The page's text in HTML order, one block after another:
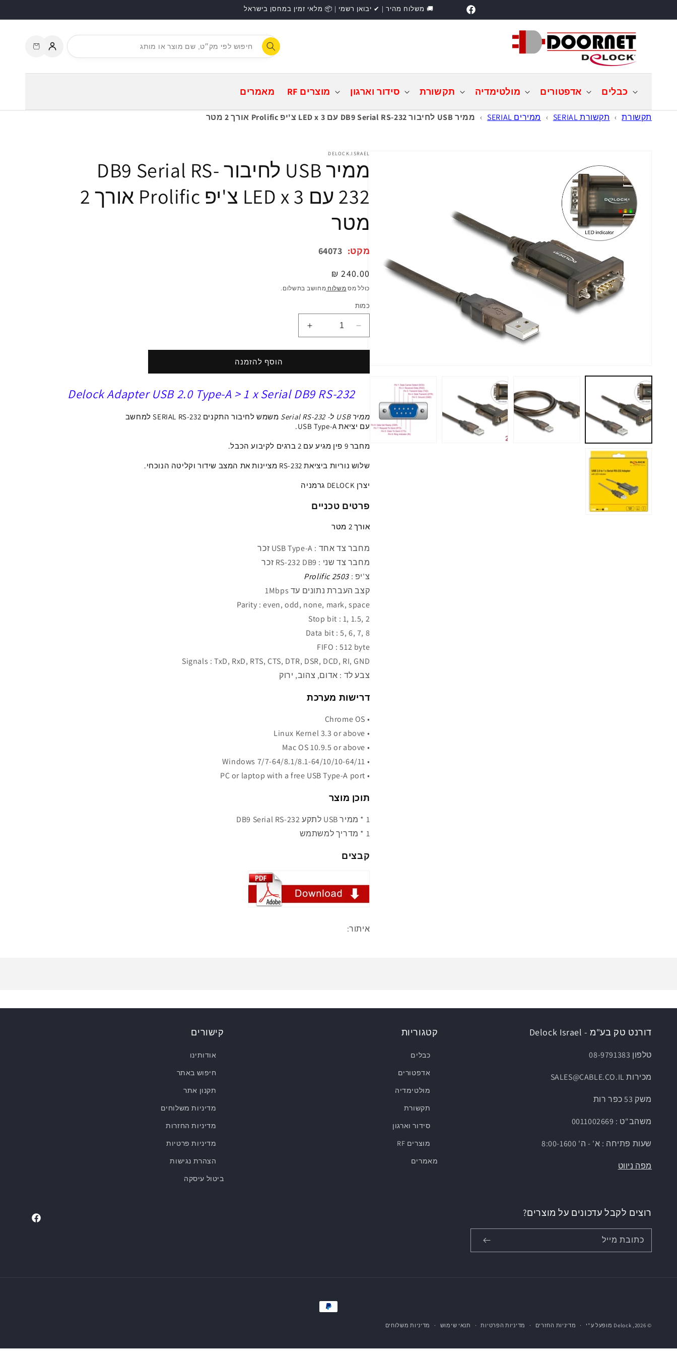
Facebook
🚚 משלוח מהיר | ✔ יבואן רשמי | 📦 מלאי זמין במחסן בישראל
כבלים אדפטורים מולטימדיה תקשורת סידור וארגון מוצרים RF מאמרים
התחברות
התחברות
קניות
תקשורת › תקשורת SERIAL › ממירים SERIAL › ממיר USB לחיבור DB9 Serial RS-232 עם 3 LED x צ'יפ Prolific אורך 2 מטר
מוצר
במודל
DELOCK.ISRAEL
ממיר USB לחיבור DB9 Serial RS-
232 עם 3 LED x צ'יפ Prolific אורך 2
מטר
מקט: 64073
מחיר
רגיל
240.00 ₪
כולל מס משלוח מחושב בתשלום.
כמות
הפחתת
כמות
ל
USB
DB9
RS-
232
3
x
Prolific
2
הגדלת
כמות
ל
USB
DB9
RS-
232
3
x
Prolific
הוסף להזמנה
Delock Adapter USB 2.0 Type-A > 1 x Serial DB9 RS-232
ממיר USB ל- Serial RS-232 משמש לחיבור התקנים SERIAL RS-232
למחשב
עם יציאתUSB Type-A
.
מחבר 9 פין מגיע עם 2 ברגים לקיבוע הכבל.
שלוש נוריות ביציאת RS-232 מציינותאת המצב שידור וקליטה הנוכחי.
יצרן DELOCK גרמניה
פרטים טכניים
אורך 2 מטר
מחבר צד אחד :
זכר
מחבר צד שני :
צ'יפ : Prolific 2503
קצב העברת נתונים עד
Parity : even, odd, none, mark, space
Stop bit : 1, 1.5, 2
Data bit : 5, 6, 7, 8
FIFO : 512 byte
Signals : TxD, RxD, RTS, CTS, DTR, DSR, DCD, RI, GND
צבע לד : אדום, צהוב, ירוק
דרישות מערכת
• Chrome OS
• Linux Kernel 3.3 or above
• Mac OS 10.9.5 or above
• Windows 7/7-64/8.1/8.1-64/10/10-64/11
• PC or laptop with a free USB Type-A port
תוכן מוצר
1 * ממיר USB לתקע DB9 Serial RS-232
1 * מדריך למשתמש
קבצים
איתור:
קישורים
אודותינו
חיפוש באתר
תקנון אתר
מדיניות משלוחים
מדיניות החזרות
מדיניות פרטיות
הצהרת נגישות
ביטול עיסקה
קטגוריות
כבלים
אדפטורים
מולטימדיה
תקשורת
סידור וארגון
מוצרים RF
מאמרים
דורנט טק בע"מ - Delock Israel
טלפון 08-9791383
מכירות SALES@CABLE.CO.IL
משק 53 כפר רות
משהב"ט : 0011002669
שעות פתיחה : א' - ה' 8:00-1600
מפה ניווט
רוצים לקבל עדכונים על מוצרים?
כתובת מייל
Facebook
© 2026,
Delock מופעל ע"י מדיניות החזרים מדיניות הפרטיות תנאי שימוש מדיניות משלוחים